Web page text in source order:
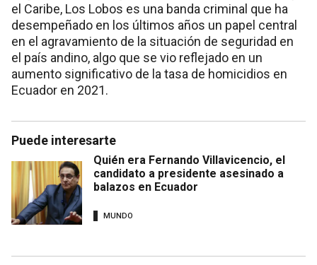
el Caribe, Los Lobos es una banda criminal que ha
desempeñado en los últimos años un papel central
en el agravamiento de la situación de seguridad en
el país andino, algo que se vio reflejado en un
aumento significativo de la tasa de homicidios en
Ecuador en 2021.
Puede interesarte
Quién era Fernando Villavicencio, el
candidato a presidente asesinado a
balazos en Ecuador
MUNDO